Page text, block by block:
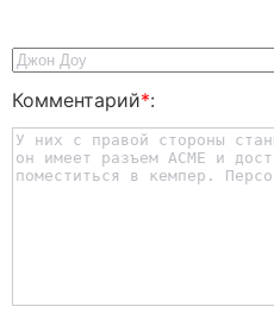
Комментарий*: